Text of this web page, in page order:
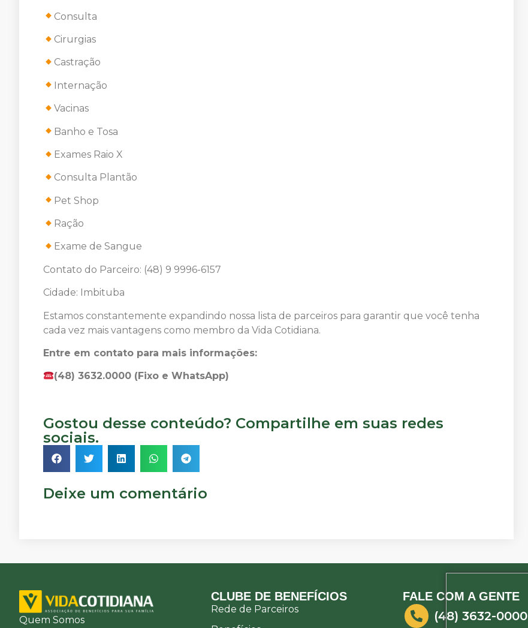
Consulta
Cirurgias
Castração
Internação
Vacinas
Banho e Tosa
Exames Raio X
Consulta Plantão
Pet Shop
Ração
Exame de Sangue
Contato do Parceiro: (48) 9 9996-6157
Cidade: Imbituba
Estamos constantemente expandindo nossa lista de parceiros para garantir que você tenha
cada vez mais vantagens como membro da Vida Cotidiana.
Entre em contato para mais informações:
(48) 3632.0000 (Fixo e WhatsApp)
Gostou desse conteúdo? Compartilhe em suas redes
sociais.
Deixe um comentário
Quem Somos
CLUBE DE BENEFÍCIOS
Rede de Parceiros
FALE COM A GENTE
(48) 3632-0000